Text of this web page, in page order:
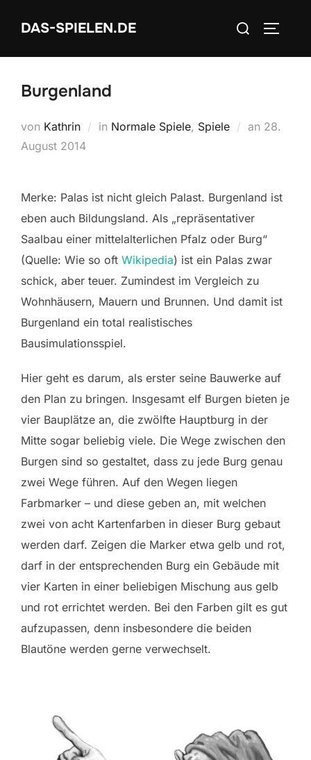
InhaltDAS-SPIELEN.DE
Suchen
Burgenland
von Kathrin in Normale Spiele, Spiele an 28.
August 2014
Merke: Palas ist nicht gleich Palast. Burgenland ist
eben auch Bildungsland. Als „repräsentativer
Saalbau einer mittelalterlichen Pfalz oder Burg“
(Quelle: Wie so oft Wikipedia) ist ein Palas zwar
schick, aber teuer. Zumindest im Vergleich zu
Wohnhäusern, Mauern und Brunnen. Und damit ist
Burgenland ein total realistisches
Bausimulationsspiel.
Hier geht es darum, als erster seine Bauwerke auf
den Plan zu bringen. Insgesamt elf Burgen bieten je
vier Bauplätze an, die zwölfte Hauptburg in der
Mitte sogar beliebig viele. Die Wege zwischen den
Burgen sind so gestaltet, dass zu jede Burg genau
zwei Wege führen. Auf den Wegen liegen
Farbmarker – und diese geben an, mit welchen
zwei von acht Kartenfarben in dieser Burg gebaut
werden darf. Zeigen die Marker etwa gelb und rot,
darf in der entsprechenden Burg ein Gebäude mit
vier Karten in einer beliebigen Mischung aus gelb
und rot errichtet werden. Bei den Farben gilt es gut
aufzupassen, denn insbesondere die beiden
Blautöne werden gerne verwechselt.